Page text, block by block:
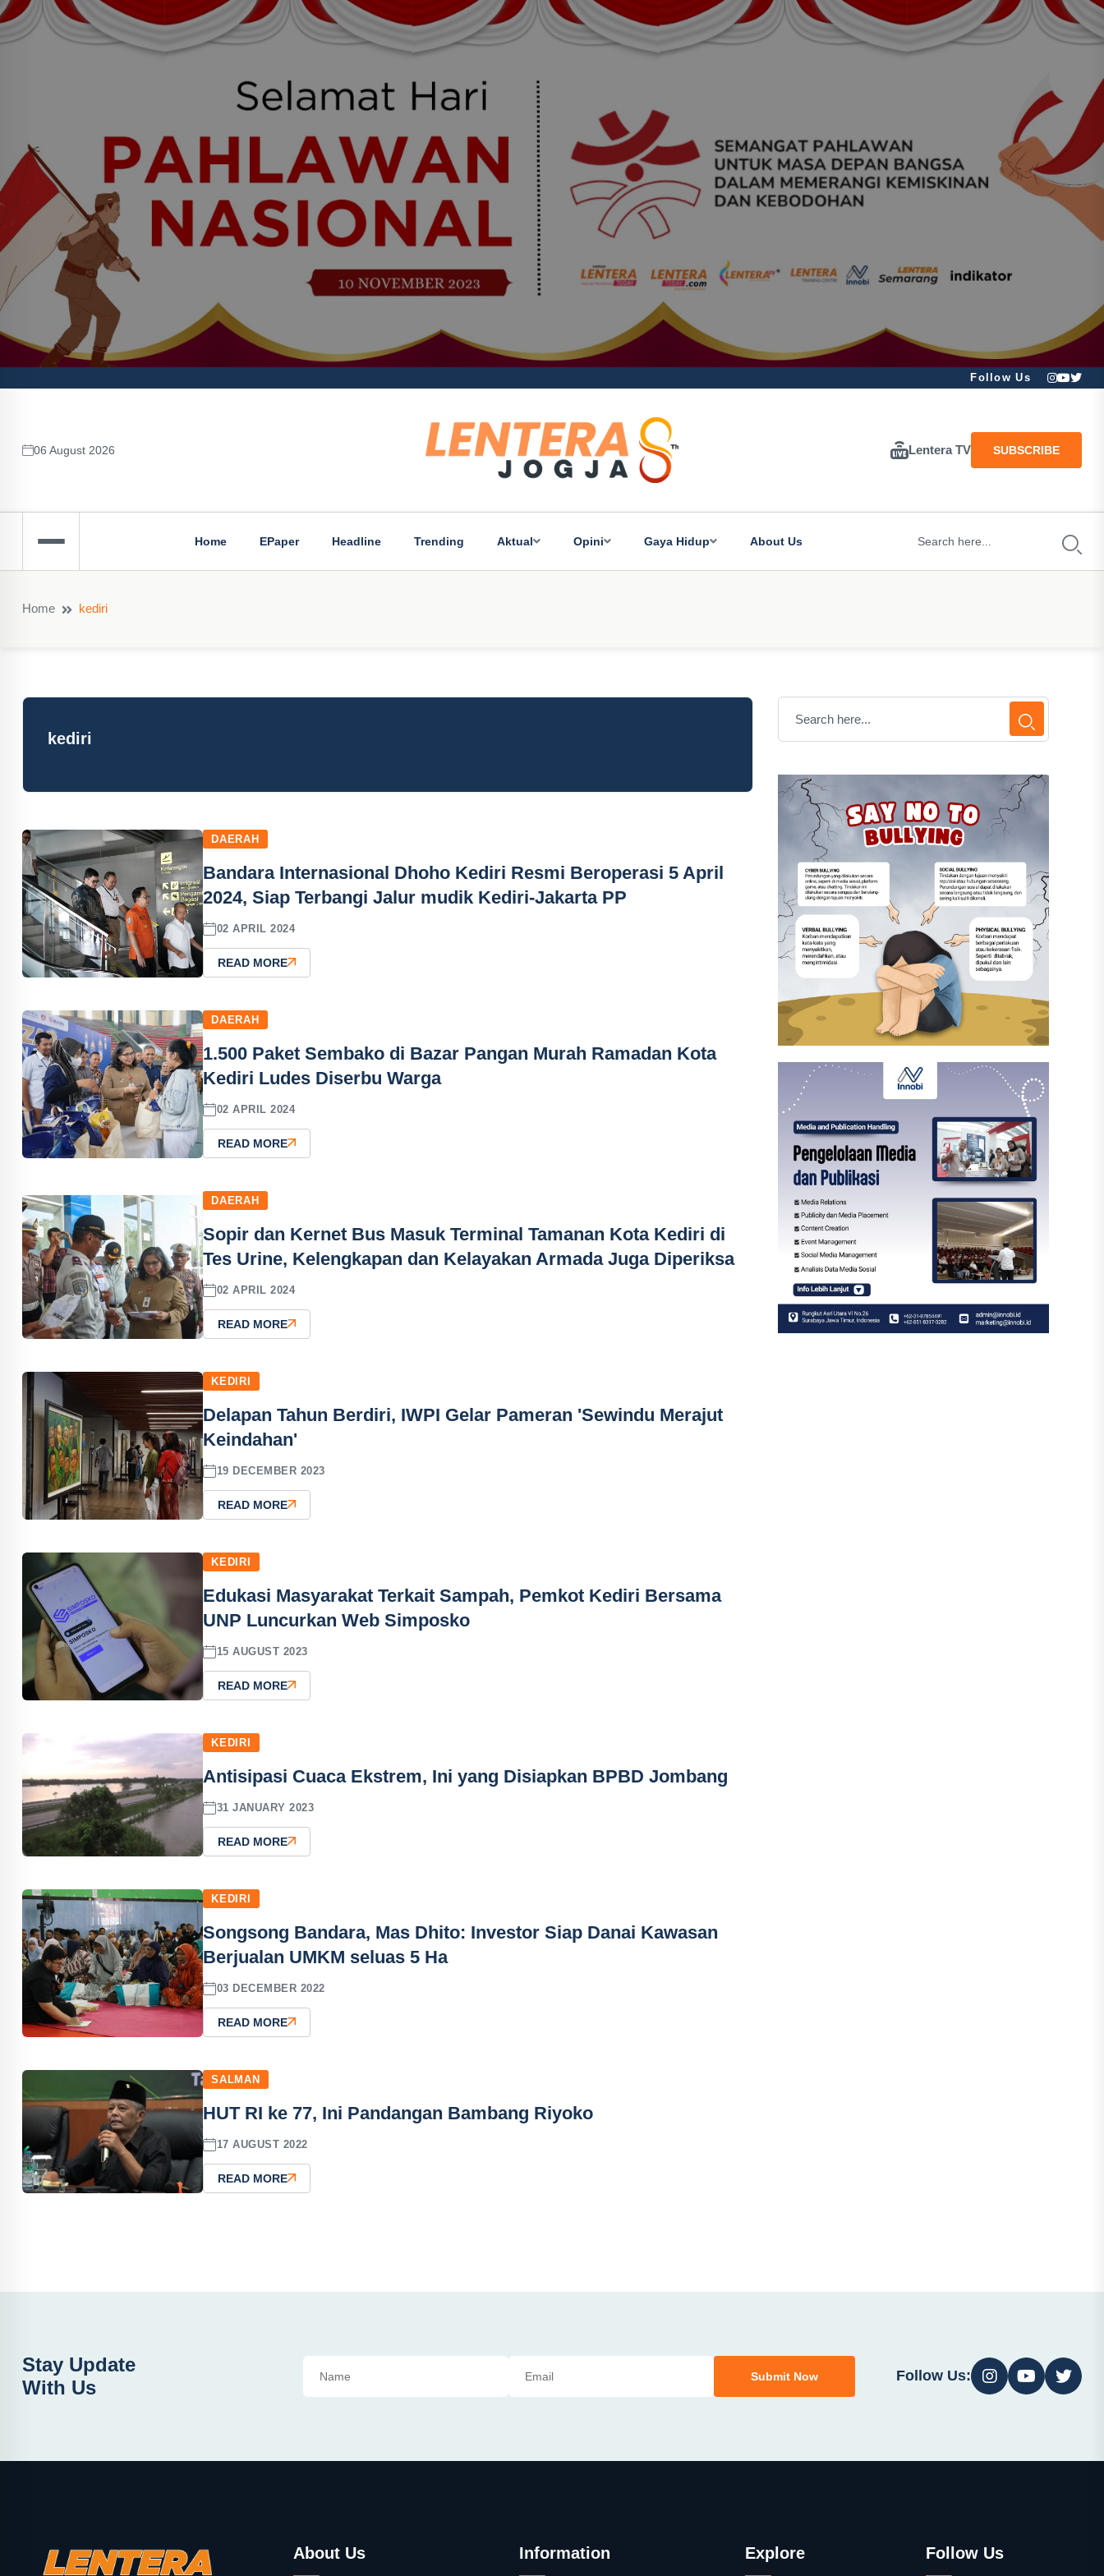
Follow Us
06 August 2026 Lentera TV SUBSCRIBE
Home EPaper Headline Trending Aktual Opini Gaya Hidup About Us
Home kediri
kediri
DAERAH
Bandara Internasional Dhoho Kediri Resmi Beroperasi 5 April
2024, Siap Terbangi Jalur mudik Kediri-Jakarta PP
02 APRIL 2024
READ MORE
DAERAH
1.500 Paket Sembako di Bazar Pangan Murah Ramadan Kota
Kediri Ludes Diserbu Warga
02 APRIL 2024
READ MORE
DAERAH
Sopir dan Kernet Bus Masuk Terminal Tamanan Kota Kediri di
Tes Urine, Kelengkapan dan Kelayakan Armada Juga Diperiksa
02 APRIL 2024
READ MORE
KEDIRI
Delapan Tahun Berdiri, IWPI Gelar Pameran 'Sewindu Merajut
Keindahan'
19 DECEMBER 2023
READ MORE
KEDIRI
Edukasi Masyarakat Terkait Sampah, Pemkot Kediri Bersama
UNP Luncurkan Web Simposko
15 AUGUST 2023
READ MORE
KEDIRI
Antisipasi Cuaca Ekstrem, Ini yang Disiapkan BPBD Jombang
31 JANUARY 2023
READ MORE
KEDIRI
Songsong Bandara, Mas Dhito: Investor Siap Danai Kawasan
Berjualan UMKM seluas 5 Ha
03 DECEMBER 2022
READ MORE
SALMAN
HUT RI ke 77, Ini Pandangan Bambang Riyoko
17 AUGUST 2022
READ MORE
Stay Update
With Us
Submit Now Follow Us:
About Us Information Explore Follow Us